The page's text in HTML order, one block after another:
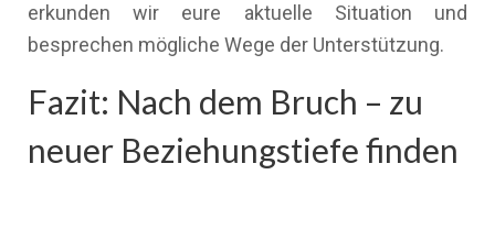
erkunden wir eure aktuelle Situation und
besprechen mögliche Wege der Unterstützung.
Fazit: Nach dem Bruch – zu
neuer Beziehungstiefe finden